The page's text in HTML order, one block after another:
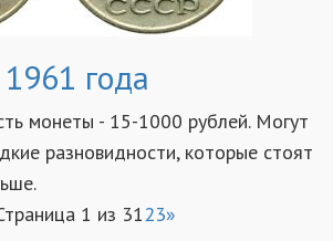
года
монеты - 15-1000 рублей. Могут
разновидности, которые стоят
1 из 3123»